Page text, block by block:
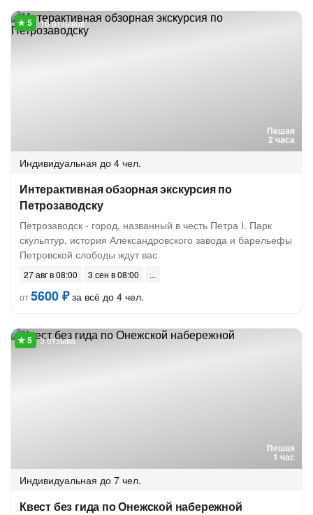
Пешая
2 часа
16 отзывов
Индивидуальная до 4 чел.
Интерактивная обзорная экскурсия по
Петрозаводску
Петрозаводск - город, названный в честь Петра I. Парк
скульптур, история Александровского завода и барельефы
Петровской слободы ждут вас
27 авг в 08:00
3 сен в 08:00
от5600 ₽за всё до 4 чел.
Пешая
1 час
3 отзыва
Индивидуальная до 7 чел.
Квест без гида по Онежской набережной